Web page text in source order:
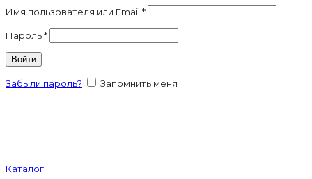
Имя пользователя или Email *
Пароль*
Войти
Забыли пароль? Запомнить меня
Каталог